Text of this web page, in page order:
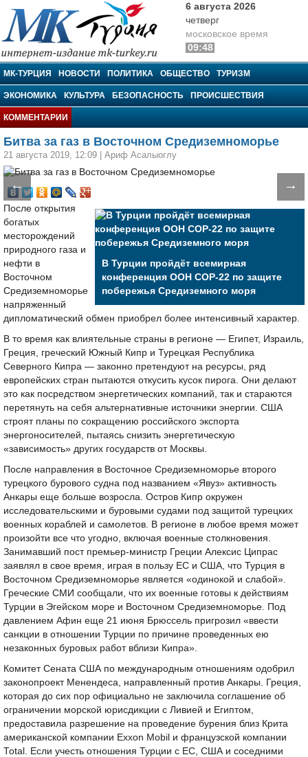
МК-Турция
6 августа 2026
четверг
московское время
09:48
МК-ТУРЦИЯ НОВОСТИ ПОЛИТИКА ОБЩЕСТВО ТУРИЗМ
ЭКОНОМИКА КУЛЬТУРА БЕЗОПАСНОСТЬ ПРОИСШЕСТВИЯ
КОММЕНТАРИИ
Битва за газ в Восточном Средиземноморье
21 августа 2019, 12:09 Ариф Асалыоглу
← →
В Турции пройдёт всемирная
конференция ООН COP-22 по защите
побережья Средиземного моря
После открытия
богатых
месторождений
природного газа и
нефти в
Восточном
Средиземноморье
напряженный
дипломатический обмен приобрел более интенсивный характер.
В то время как влиятельные страны в регионе — Египет, Израиль,
Греция, греческий Южный Кипр и Турецкая Республика
Северного Кипра — законно претендуют на ресурсы, ряд
европейских стран пытаются откусить кусок пирога. Они делают
это как посредством энергетических компаний, так и стараются
перетянуть на себя альтернативные источники энергии. США
строят планы по сокращению российского экспорта
энергоносителей, пытаясь снизить энергетическую
«зависимость» других государств от Москвы.
После направления в Восточное Средиземноморье второго
турецкого бурового судна под названием «Явуз» активность
Анкары еще больше возросла. Остров Кипр окружен
исследовательскими и буровыми судами под защитой турецких
военных кораблей и самолетов. В регионе в любое время может
произойти все что угодно, включая военные столкновения.
Занимавший пост премьер-министр Греции Алексис Ципрас
заявлял в свое время, играя в пользу ЕС и США, что Турция в
Восточном Средиземноморье является «одинокой и слабой».
Греческие СМИ сообщали, что их военные готовы к действиям
Турции в Эгейском море и Восточном Средиземноморье. Под
давлением Афин еще 21 июня Брюссель пригрозил «ввести
санкции в отношении Турции по причине проведенных ею
незаконных буровых работ вблизи Кипра».
Комитет Сената США по международным отношениям одобрил
законопроект Менендеса, направленный против Анкары. Греция,
которая до сих пор официально не заключила соглашение об
ограничении морской юрисдикции с Ливией и Египтом,
предоставила разрешение на проведение бурения близ Крита
американской компании Exxon Mobil и французской компании
Total. Если учесть отношения Турции с ЕС, США и соседними